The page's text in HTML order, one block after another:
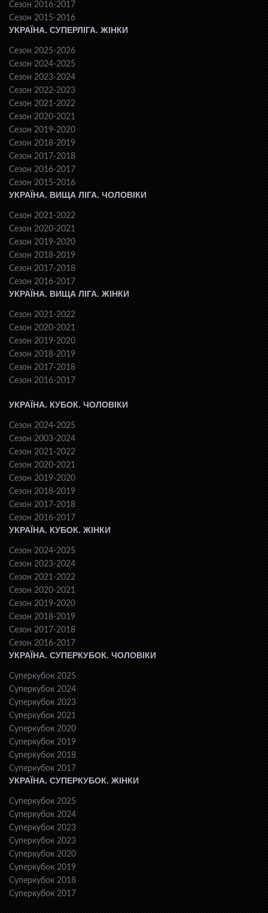
Сезон 2016-2017
Сезон 2015-2016
УКРАЇНА. СУПЕРЛІГА. ЖІНКИ
Сезон 2025-2026
Сезон 2024-2025
Сезон 2023-2024
Сезон 2022-2023
Сезон 2021-2022
Сезон 2020-2021
Сезон 2019-2020
Сезон 2018-2019
Сезон 2017-2018
Сезон 2016-2017
Сезон 2015-2016
УКРАЇНА. ВИЩА ЛІГА. ЧОЛОВІКИ
Сезон 2021-2022
Сезон 2020-2021
Сезон 2019-2020
Сезон 2018-2019
Сезон 2017-2018
Сезон 2016-2017
УКРАЇНА. ВИЩА ЛІГА. ЖІНКИ
Сезон 2021-2022
Сезон 2020-2021
Сезон 2019-2020
Сезон 2018-2019
Сезон 2017-2018
Сезон 2016-2017
УКРАЇНА. КУБОК. ЧОЛОВІКИ
Сезон 2024-2025
Сезон 2003-2024
Сезон 2021-2022
Сезон 2020-2021
Сезон 2019-2020
Сезон 2018-2019
Сезон 2017-2018
Сезон 2016-2017
УКРАЇНА. КУБОК. ЖІНКИ
Сезон 2024-2025
Сезон 2023-2024
Сезон 2021-2022
Сезон 2020-2021
Сезон 2019-2020
Сезон 2018-2019
Сезон 2017-2018
Сезон 2016-2017
УКРАЇНА. СУПЕРКУБОК. ЧОЛОВІКИ
Суперкубок 2025
Суперкубок 2024
Суперкубок 2023
Суперкубок 2021
Суперкубок 2020
Суперкубок 2019
Суперкубок 2018
Суперкубок 2017
УКРАЇНА. СУПЕРКУБОК. ЖІНКИ
Суперкубок 2025
Суперкубок 2024
Суперкубок 2023
Суперкубок 2023
Суперкубок 2020
Суперкубок 2019
Суперкубок 2018
Суперкубок 2017